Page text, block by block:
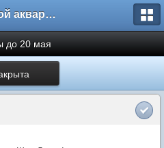
Морской аквариум. Форумы ReefCentral.ru
до 20 мая